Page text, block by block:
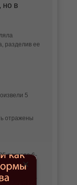
но в
разделив ее
5
отражены
расчета 6-
расчета 6-
×